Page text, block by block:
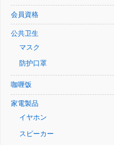
会員資格
公共卫生
マスク
防护口罩
咖喱饭
家電製品
イヤホン
スピーカー